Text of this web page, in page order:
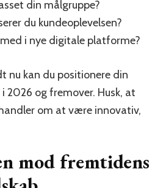
din målgruppe?
du kundeoplevelsen?
i nye digitale platforme?
nu kan du positionere din
2026 og fremover. Husk, at
om at være innovativ,
mod fremtidens